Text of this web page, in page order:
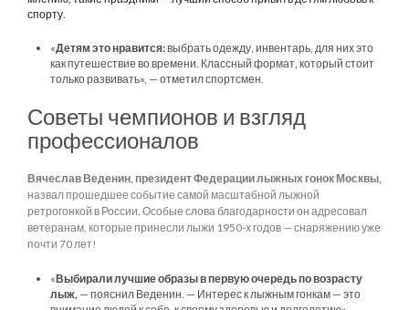
спорту.
«Детям это нравится:выбрать одежду, инвентарь, для них это
как путешествие во времени. Классный формат, который стоит
только развивать», — отметил спортсмен.
Советы чемпионов и взгляд
профессионалов
Вячеслав Веденин, президент Федерации лыжных гонок Москвы,
назвал прошедшее событие самой масштабной лыжной
ретрогонкой в России. Особые слова благодарности он адресовал
ветеранам, которые принесли лыжи 1950-х годов — снаряжению уже
почти 70 лет!
«Выбирали лучшие образы в первую очередь по возрасту
лыж, — пояснил Веденин. — Интерес к лыжным гонкам — это